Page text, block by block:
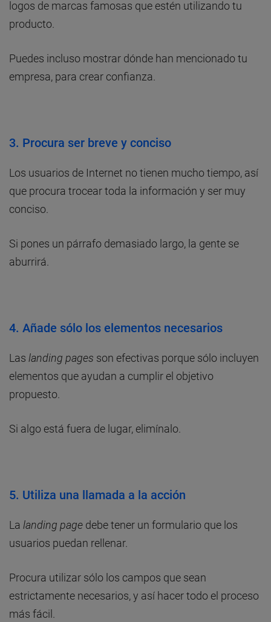
logos de marcas famosas que estén utilizando tu
producto.
Puedes incluso mostrar dónde han mencionado tu
empresa, para crear confianza.
3. Procura ser breve y conciso
Los usuarios de Internet no tienen mucho tiempo, así
que procura trocear toda la información y ser muy
conciso.
Si pones un párrafo demasiado largo, la gente se
aburrirá.
4. Añade sólo los elementos necesarios
Las landing pages son efectivas porque sólo incluyen
elementos que ayudan a cumplir el objetivo
propuesto.
Si algo está fuera de lugar, elimínalo.
5. Utiliza una llamada a la acción
La landing page debe tener un formulario que los
usuarios puedan rellenar.
Procura utilizar sólo los campos que sean
estrictamente necesarios, y así hacer todo el proceso
más fácil.